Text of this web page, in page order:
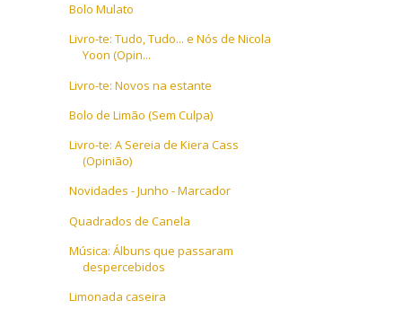
Bolo Mulato
Livro-te: Tudo, Tudo... e Nós de Nicola
Yoon (Opin...
Livro-te: Novos na estante
Bolo de Limão (Sem Culpa)
Livro-te: A Sereia de Kiera Cass
(Opinião)
Novidades - Junho - Marcador
Quadrados de Canela
Música: Álbuns que passaram
despercebidos
Limonada caseira